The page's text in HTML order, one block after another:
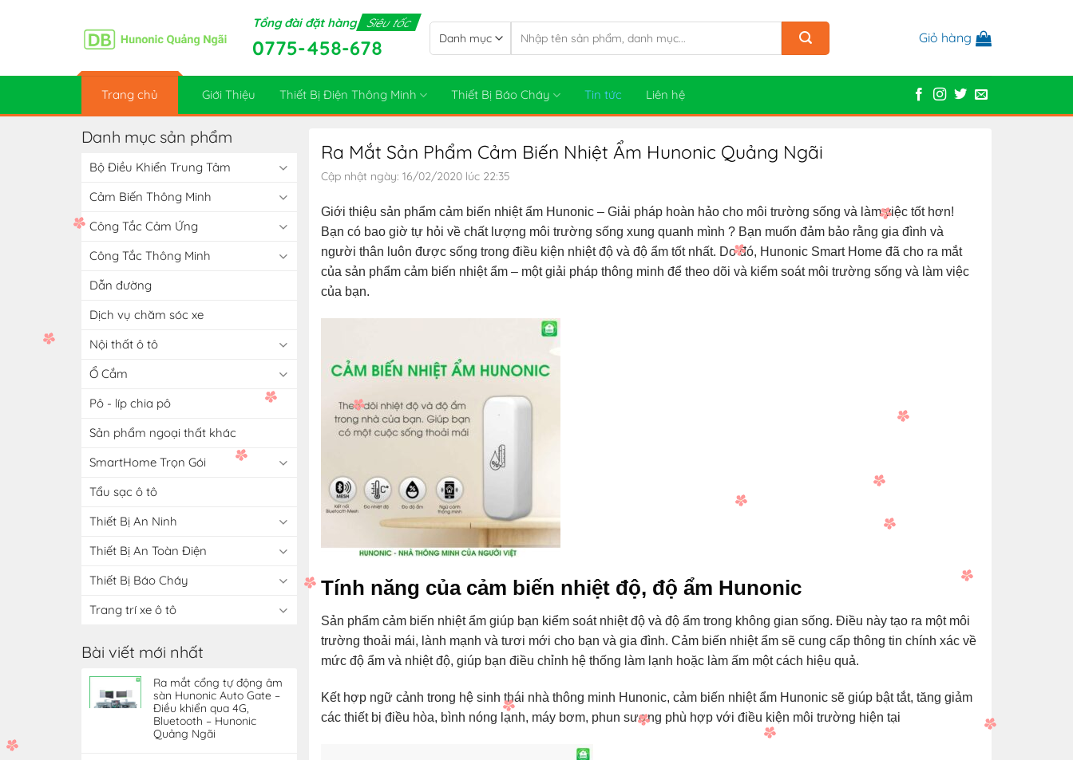
Tổng đài đặt hàng Siêu tốc
0775-458-678
kiếm:
Giỏ hàng
Trang chủ Giới Thiệu Thiết Bị Điện Thông Minh Thiết Bị Báo Cháy Tin tức Liên hệ
Danh mục sản phẩm
Bộ Điều Khiển Trung Tâm
Cảm Biến Thông Minh
Công Tắc Cảm Ứng
Công Tắc Thông Minh
Dẫn đường
Dịch vụ chăm sóc xe
Nội thất ô tô
Ổ Cắm
Pô - líp chia pô
Sản phẩm ngoại thất khác
SmartHome Trọn Gói
Tẩu sạc ô tô
Thiết Bị An Ninh
Thiết Bị An Toàn Điện
Thiết Bị Báo Cháy
Trang trí xe ô tô
Bài viết mới nhất
Ra mắt cổng tự động âm
sàn Hunonic Auto Gate –
Điều khiển qua 4G,
Bluetooth – Hunonic
Quảng Ngãi
Ra Mắt Sản Phẩm Cảm Biến Nhiệt Ẩm Hunonic Quảng Ngãi
Cập nhật ngày: 16/02/2020 lúc 22:35
Giới thiệu sản phẩm cảm biến nhiệt ẩm Hunonic – Giải pháp hoàn hảo cho môi trường sống và làm việc tốt hơn!
Bạn có bao giờ tự hỏi về chất lượng môi trường sống xung quanh mình ? Bạn muốn đảm bảo rằng gia đình và
người thân luôn được sống trong điều kiện nhiệt độ và độ ẩm tốt nhất. Do đó, Hunonic Smart Home đã cho ra mắt
của sản phẩm cảm biến nhiệt ẩm – một giải pháp thông minh để theo dõi và kiểm soát môi trường sống và làm việc
của bạn.
Tính năng của cảm biến nhiệt độ, độ ẩm Hunonic
Sản phẩm cảm biến nhiệt ẩm giúp bạn kiểm soát nhiệt độ và độ ẩm trong không gian sống. Điều này tạo ra một môi
trường thoải mái, lành mạnh và tươi mới cho bạn và gia đình. Cảm biến nhiệt ẩm sẽ cung cấp thông tin chính xác về
mức độ ẩm và nhiệt độ, giúp bạn điều chỉnh hệ thống làm lạnh hoặc làm ấm một cách hiệu quả.
Kết hợp ngữ cảnh trong hệ sinh thái nhà thông minh Hunonic, cảm biến nhiệt ẩm Hunonic sẽ giúp bật tắt, tăng giảm
các thiết bị điều hòa, bình nóng lạnh, máy bơm, phun sương phù hợp với điều kiện môi trường hiện tại